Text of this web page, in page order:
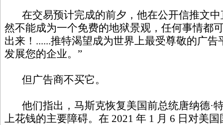
在交易预计完成的前夕，他在公开信推文中
然不能成为一个免费的地狱景观，任何事情都
出来！......推特渴望成为世界上最受尊敬的广
发展您的企业。”
但广告商不买它。
他们指出，马斯克恢复美国前总统唐纳德·
上花钱的主要障碍。在 2021 年 1 月 6 日对美